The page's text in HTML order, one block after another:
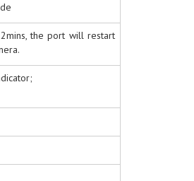
the port will restart